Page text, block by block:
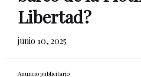
Libertad?
junio 10, 2025
Anuncio publicitario